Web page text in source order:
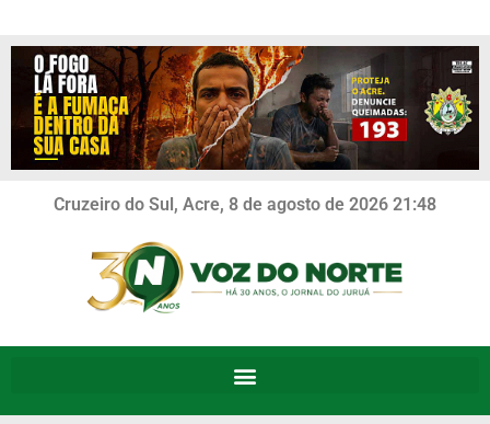
Cruzeiro do Sul, Acre, 8 de agosto de 2026 21:48